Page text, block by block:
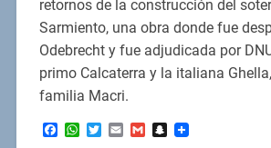
retornos de la construcción del
Sarmiento, una obra donde fue
Odebrecht y fue adjudicada por
primo Calcaterra y la italiana
familia Macri.
Facebook
WhatsApp
TwitterEmailGmailSnapchat